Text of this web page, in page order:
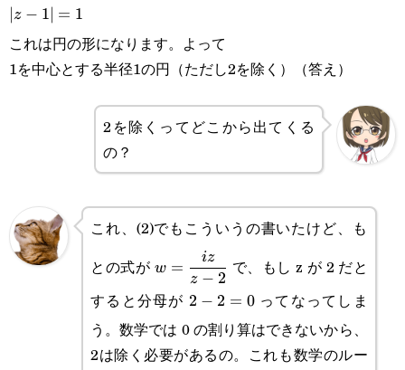
1)=1
1|^2=1\\|z-
1|=1
∣z − 1∣ = 1
これは円の形になります。よって
1を中心とする半径1の円（ただし2を除く）（答え）
2を除くってどこから出てくる
の？
これ、(2)でもこういうの書いたけど、も
との式が
\displaystyle
w=\frac{iz}
{z-2}
w =
z − 2
iz
で、もし z が 2 だと
すると分母が 2-
2=0
2 − 2 = 0ってなってしま
う。数学では 0 の割り算はできないから、
2は除く必要があるの。これも数学のルー